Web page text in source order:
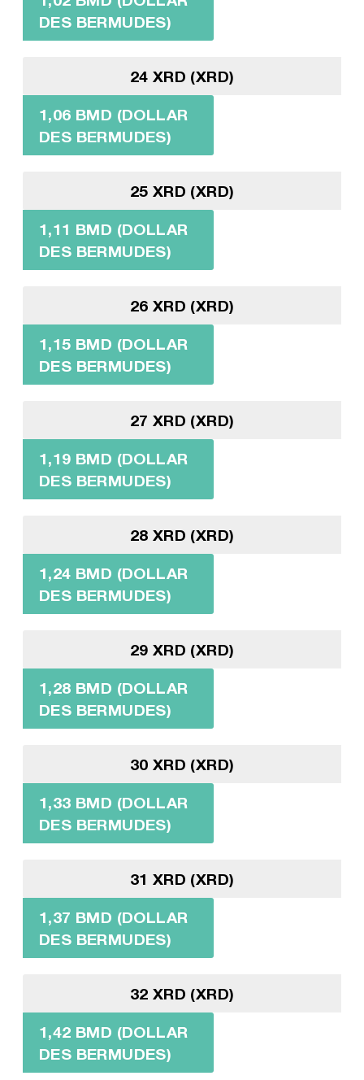
DES BERMUDES)
24 XRD (XRD)
1,06 BMD (DOLLAR
DES BERMUDES)
25 XRD (XRD)
1,11 BMD (DOLLAR
DES BERMUDES)
26 XRD (XRD)
1,15 BMD (DOLLAR
DES BERMUDES)
27 XRD (XRD)
1,19 BMD (DOLLAR
DES BERMUDES)
28 XRD (XRD)
1,24 BMD (DOLLAR
DES BERMUDES)
29 XRD (XRD)
1,28 BMD (DOLLAR
DES BERMUDES)
30 XRD (XRD)
1,33 BMD (DOLLAR
DES BERMUDES)
31 XRD (XRD)
1,37 BMD (DOLLAR
DES BERMUDES)
32 XRD (XRD)
1,42 BMD (DOLLAR
DES BERMUDES)